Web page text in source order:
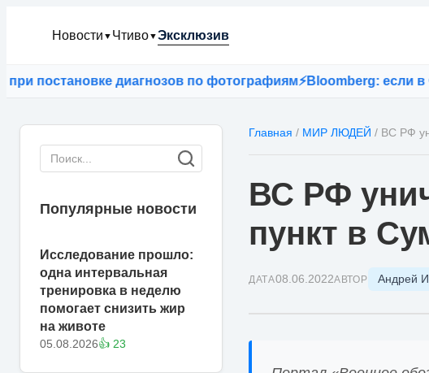
Новости ▼ Чтиво▼Эксклюзив
диагнозов по фотографиям⚡Bloomberg: если в США
Популярные новости
Исследование прошло:
одна интервальная
тренировка в неделю
помогает снизить жир
на животе
05.08.2026👍 23
Главная / МИР ЛЮДЕЙ / ВС РФ
ВС РФ
пункт в
ДАТА08.06.2022АВТОР Андрей